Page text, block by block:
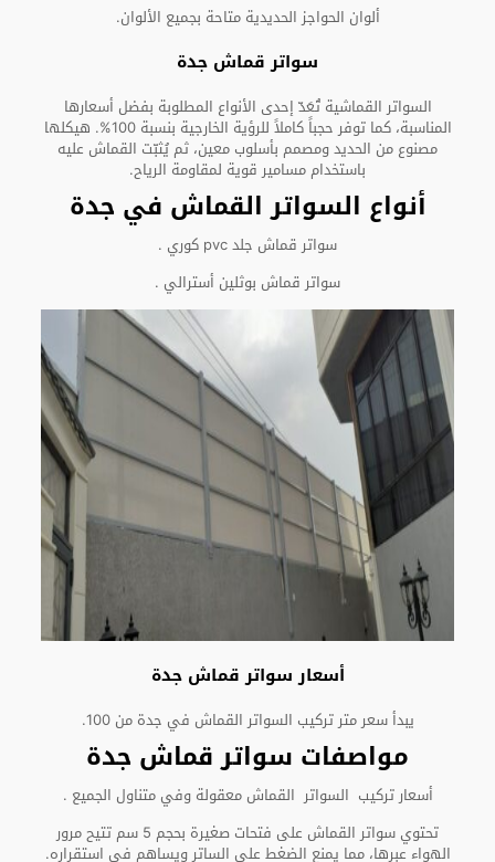
ألوان الحواجز الحديدية متاحة بجميع الألوان.
سواتر قماش جدة
السواتر القماشية تُعَدّ إحدى الأنواع المطلوبة بفضل أسعارها
المناسبة، كما توفر حجباً كاملاً للرؤية الخارجية بنسبة 100%. هيكلها
مصنوع من الحديد ومصمم بأسلوب معين، ثم يُثبّت القماش عليه
باستخدام مسامير قوية لمقاومة الرياح.
أنواع السواتر القماش في جدة
سواتر قماش جلد pvc كوري .
سواتر قماش بوثلين أسترالي .
أسعار سواتر قماش جدة
يبدأ سعر متر تركيب السواتر القماش في جدة من 100.
مواصفات سواتر قماش جدة
أسعار تركيب السواتر القماش معقولة وفي متناول الجميع .
تحتوي سواتر القماش على فتحات صغيرة بحجم 5 سم تتيح مرور
الهواء عبرها، مما يمنع الضغط على الساتر ويساهم في استقراره.